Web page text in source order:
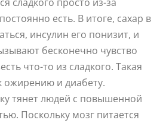
есть. В итоге, сахар в
инсулин его понизит, и
бесконечно чувство
что-то из сладкого. Такая
ожирению и диабету.
тянет людей с повышенной
Поскольку мозг питается